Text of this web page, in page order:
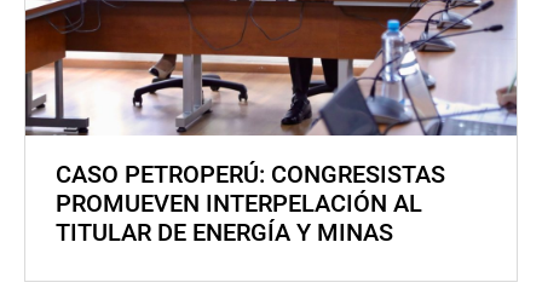
CASO PETROPERÚ: CONGRESISTAS
PROMUEVEN INTERPELACIÓN AL
TITULAR DE ENERGÍA Y MINAS